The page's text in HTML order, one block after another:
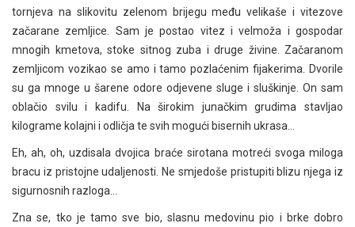
tornjeva na slikovitu zelenom brijegu među velikaše i vitezove
začarane zemljice. Sam je postao vitez i velmoža i gospodar
mnogih kmetova, stoke sitnog zuba i druge živine. Začaranom
zemljicom vozikao se amo i tamo pozlaćenim fijakerima. Dvorile
su ga mnoge u šarene odore odjevene sluge i sluškinje. On sam
oblačio svilu i kadifu. Na širokim junačkim grudima stavljao
kilograme kolajni i odličja te svih mogući bisernih ukrasa…
Eh, ah, oh, uzdisala dvojica braće sirotana motreći svoga miloga
bracu iz pristojne udaljenosti. Ne smjedoše pristupiti blizu njega iz
sigurnosnih razloga…
Zna se, tko je tamo sve bio, slasnu medovinu pio i brke dobro